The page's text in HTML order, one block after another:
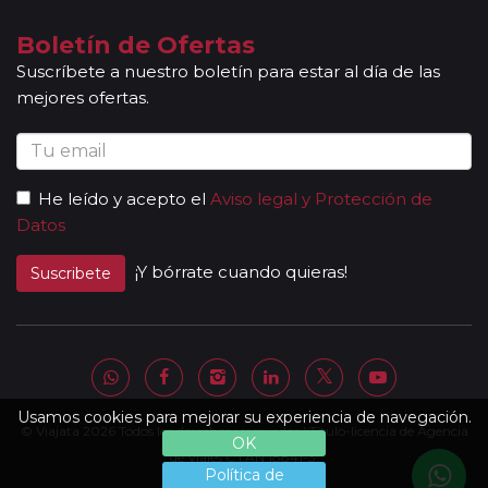
Usamos cookies para mejorar su experiencia de navegación.
OK
Política de
viaje, se aceptan reservas a compartir solamente si la
duración del sector es de al menos 7 noches de hotel.
Mayores de 65 años:las personas mayores de 65 años se
beneficiarán de un descuento del 5% en todos los viajes
programados en temporada baja y durante todo el año en
los circuitos marcados con el símbolo "pasajero club".
importe alguno sin tener derecho a servicio alguno
(atención, el seguro tampoco está incluido). Los padres
abonarán directamente los servicios que pudieran precisar y
requieran (cuna, etc.). * De 3 a 8 años: Se les ofrece un
ofrece un descuento del 10 % en el valor del viaje (no valido
para grupos).
Otras notas a tener en cuenta:
Todas nuestras rutas, independientemente del
número de pasajeros, incluyen la presencia de guías
acompañantes, profesionales con mucha experiencia,
Boletín de Ofertas
Suscríbete a nuestro boletín para estar al día de las
mejores ofertas.
He leído y acepto el Aviso legal y Protección de
Datos
Suscribete ¡Y bórrate cuando quieras!
© Viajata 2026 Todos los derechos reservados | Título-licencia de Agencia
de Viajes C.I.AN 18841-3.